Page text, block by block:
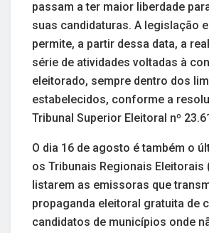
passam a ter maior liberdade
suas candidaturas. A legislação
permite, a partir dessa data, a
série de atividades voltadas à
eleitorado, sempre dentro dos
estabelecidos, conforme a
Tribunal Superior Eleitoral nº
O dia 16 de agosto é também o
os Tribunais Regionais Eleitorais
listarem as emissoras que
propaganda eleitoral gratuita de
candidatos de municípios onde